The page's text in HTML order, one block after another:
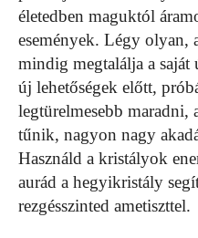
életedben maguktól
események. Légy olyan,
mindig megtalálja a
új lehetőségek előtt,
legtürelmesebb maradni,
tűnik, nagyon nagy
Használd a kristályok
aurád a hegyikristály
rezgésszinted ametiszttel.